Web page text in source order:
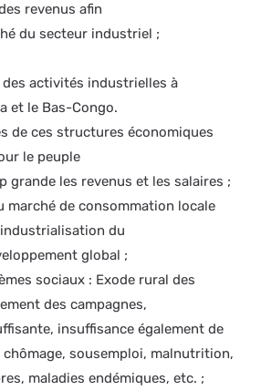
revenus afin
du secteur industriel ;
activités industrielles à
et le Bas-Congo.
de ces structures économiques
le peuple
grande les revenus et les salaires ;
marché de consommation locale
du
global ;
sociaux : Exode rural des
des campagnes,
insuffisance également de
sousemploi, malnutrition,
maladies endémiques, etc. ;